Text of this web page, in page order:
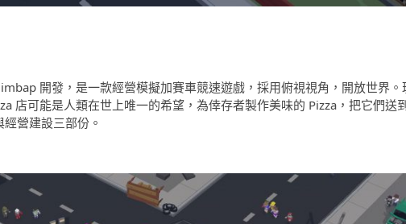
開發，是一款經營模擬加賽車競速遊戲，採用俯視視角，開放世界。
店可能是人類在世上唯一的希望，為倖存者製作美味的 Pizza，把它們送
營建設三部份。